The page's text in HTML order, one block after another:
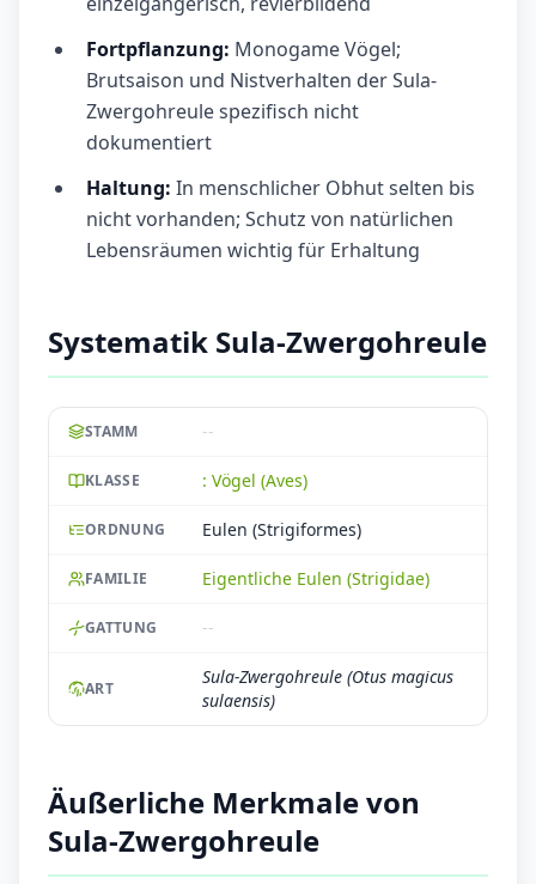
Fortpflanzung: Monogame Vögel;
Brutsaison und Nistverhalten der Sula-
Zwergohreule spezifisch nicht
dokumentiert
Haltung: In menschlicher Obhut selten bis
nicht vorhanden; Schutz von natürlichen
Lebensräumen wichtig für Erhaltung
Systematik Sula-Zwergohreule
STAMM --
KLASSE : Vögel (Aves)
ORDNUNG Eulen (Strigiformes)
FAMILIE Eigentliche Eulen (Strigidae)
GATTUNG --
ART
Sula-Zwergohreule (Otus magicus
sulaensis)
Äußerliche Merkmale von
Sula-Zwergohreule